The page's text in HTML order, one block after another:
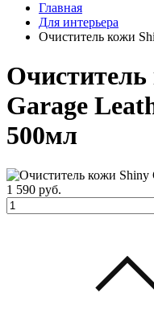
Главная
Для интерьера
Очиститель кожи
Garage
500мл
1 590 руб.